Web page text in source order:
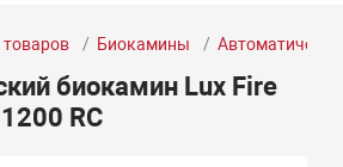
товаров Биокамины
биокамин Lux Fire
RC